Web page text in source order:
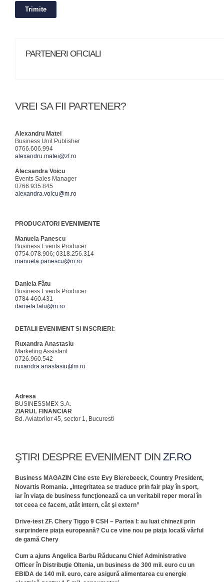
PARTENERI OFICIALI
VREI SA FII PARTENER?
Alexandru Matei
Business Unit Publisher
0766.606.994
alexandru.matei@zf.ro
Alecsandra Voicu
Events Sales Manager
0766.935.845
alexandra.voicu@m.ro
PRODUCATORI EVENIMENTE
Manuela Panescu
Business Events Producer
0754.078.906; 0318.256.314
manuela.panescu@m.ro
Daniela Fătu
Business Events Producer
0784 460.431
daniela.fatu@m.ro
DETALII EVENIMENT SI INSCRIERI:
Ruxandra Anastasiu
Marketing Assistant
0726.960.542
ruxandra.anastasiu@m.ro
Adresa
BUSINESSMEX S.A.
ZIARUL FINANCIAR
Bd. Aviatorilor 45, sector 1, Bucuresti
ŞTIRI DESPRE EVENIMENT DIN ZF.RO
Business MAGAZIN Cine este Evy Bierebeeck, Country President,
Novartis Romania. „Integritatea se traduce prin fair play în sport,
iar în viaţa de business funcţionează ca un veritabil reper moral în
tot ceea ce facem, atât intern, cât şi extern”
Drive-test ZF. Chery Tiggo 9 CSH – Partea I: au luat chinezii prin
surprindere piaţa europeană? Cu ce vine nou pe piaţa locală vârful
de gamă Chery
Cum a ajuns Angelica Barbu Răducanu Chief Administrative
Officer în Distribuţie Oltenia, un business de 300 mil. euro cu un
EBIDA de 140 mil. euro, care asigură alimentarea cu energie